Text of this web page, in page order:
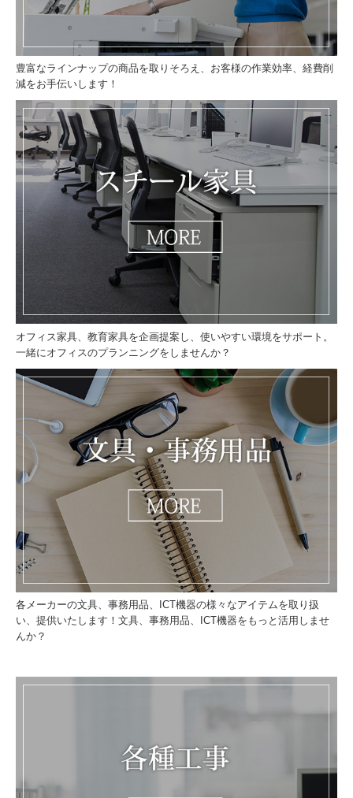
通販リンク
お問い合わせ
会社案内
導入事例
個人情報保護方針
お知らせ
豊富なラインナップの商品を取りそろえ、お客様の作業効率、経費削
減をお手伝いします！
オフィス家具、教育家具を企画提案し、使いやすい環境をサポート。
一緒にオフィスのプランニングをしませんか？
各メーカーの文具、事務用品、ICT機器の様々なアイテムを取り扱
い、提供いたします！文具、事務用品、ICT機器をもっと活用しませ
んか？